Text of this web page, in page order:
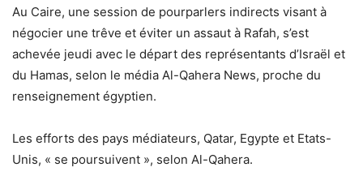
Au Caire, une session de pourparlers indirects visant à
négocier une trêve et éviter un assaut à Rafah, s’est
achevée jeudi avec le départ des représentants d’Israël et
du Hamas, selon le média Al-Qahera News, proche du
renseignement égyptien.
Les efforts des pays médiateurs, Qatar, Egypte et Etats-
Unis, « se poursuivent », selon Al-Qahera.